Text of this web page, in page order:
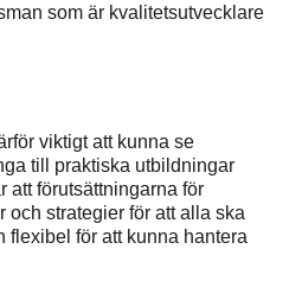
som är kvalitetsutvecklare
viktigt att kunna se
till praktiska utbildningar
att förutsättningarna för
och strategier för att alla ska
flexibel för att kunna hantera